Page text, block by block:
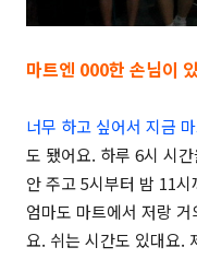
마트엔 000한 손님이
너무 하고 싶어서 지금
도 됐어요. 하루 6시 시
안 주고 5시부터 밤 11
엄마도 마트에서 저랑
요. 쉬는 시간도 있대요.